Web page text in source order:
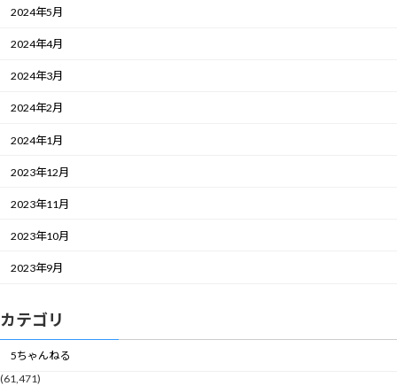
2024年5月
2024年4月
2024年3月
2024年2月
2024年1月
2023年12月
2023年11月
2023年10月
2023年9月
カテゴリ
5ちゃんねる
(61,471)